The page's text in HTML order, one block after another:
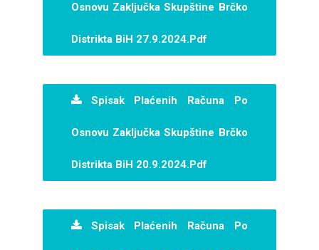
Osnovu Zaključka Skupštine Brčko
Distrikta BiH 27.9.2024.pdf
Spisak Plaćenih Računa Po
Osnovu Zaključka Skupštine Brčko
Distrikta BiH 20.9.2024.pdf
Spisak Plaćenih Računa Po